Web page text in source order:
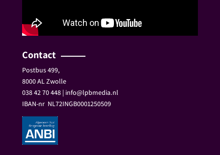
Contact
Postbus 499,
8000 AL Zwolle
038 42 70 448 | info@lpbmedia.nl
IBAN-nr NL72INGB0001250509